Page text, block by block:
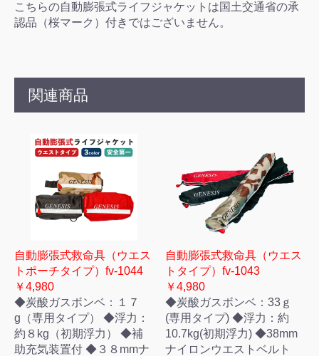
こちらの自動膨張式ライフジャケットは国土交通省の承
認品（桜マーク）付きではございません。
関連商品
自動膨張式救命具（ウエス
トポーチタイプ）fv-1044
￥4,980
◆炭酸ガスボンベ：１７
g（専用タイプ） ◆浮力：
約８kg（初期浮力） ◆補
助充気装置付 ◆３８mmナ
自動膨張式救命具（ウエス
トタイプ）fv-1043
￥4,980
◆炭酸ガスボンベ：33ｇ
(専用タイプ) ◆浮力：約
10.7kg(初期浮力) ◆38mm
ナイロンウエストベルト